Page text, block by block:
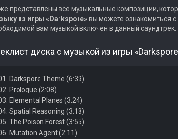
представлены все музыкальные композиции,
из игры «Darkspore»вы можете ознакомиться с
вам музыкой включен в данный саундтрек.
диска с музыкой из игры
Darkspore Theme (6:39)
Prologue (2:08)
Elemental Planes (3:24)
Spatial Reasoning (3:18)
The Poison Forest (3:55)
Mutation Agent (2:11)